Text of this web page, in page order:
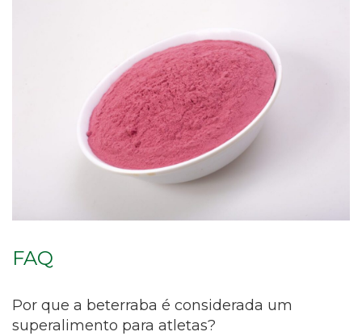
FAQ
Por que a beterraba é considerada um
superalimento para atletas?